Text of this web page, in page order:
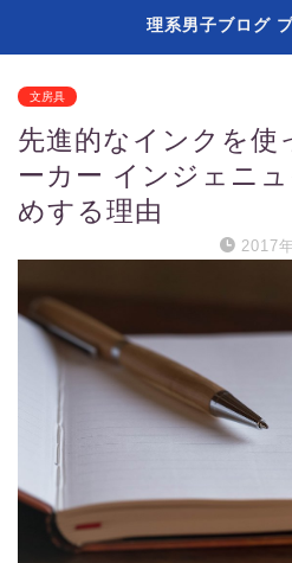
理系男子ブログ
文房具
先進的なインクを使
ーカー インジェニ
めする理由
2017